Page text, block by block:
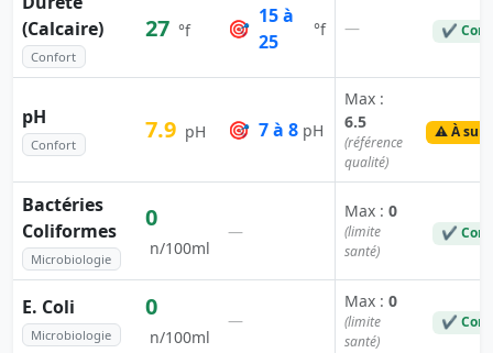
(Calcaire)
Confort
27 °f 🎯
15 à
25
°f — ✔
pH
Confort
7.9 pH 🎯 7 à 8 pH
Max :
6.5
(référence
qualité)
⚠️ À
Bactéries
Coliformes
Microbiologie
0
n/100ml
—
Max : 0
(limite
santé)
✔
E. Coli
Microbiologie
0
n/100ml
—
Max : 0
(limite
santé)
✔